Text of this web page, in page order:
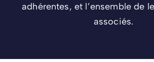
adhérentes, et l’ensemble de
associés.